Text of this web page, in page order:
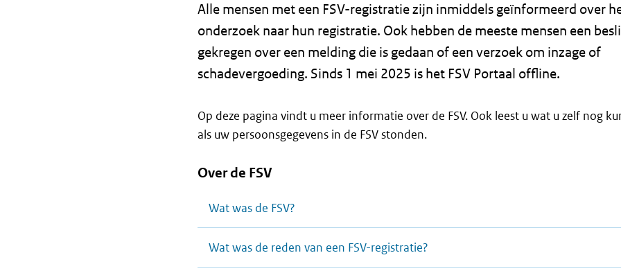
Alle mensen met een FSV-registratie zijn inmiddels geïnformeerd over
onderzoek naar hun registratie. Ook hebben de meeste mensen een
gekregen over een melding die is gedaan of een verzoek om inzage of
schadevergoeding. Sinds 1 mei 2025 is het FSV Portaal offline.
Op deze pagina vindt u meer informatie over de FSV. Ook leest u wat u zelf nog
als uw persoonsgegevens in de FSV stonden.
Over de FSV
Wat was de FSV?
Wat was de reden van een FSV-registratie?